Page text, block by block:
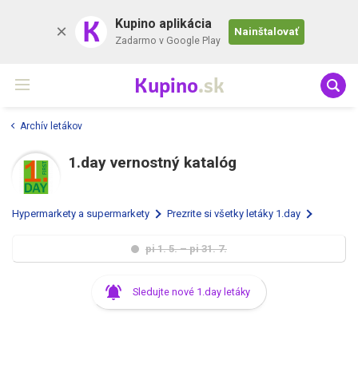
K Kupino aplikácia
Zadarmo v Google Play
Nainštalovať
Kupino.sk
Archív letákov
1.day vernostný katalóg
Hypermarkety a supermarkety Prezrite si všetky letáky 1.day
pi 1. 5. – pi 31. 7.
Sledujte nové 1.day letáky